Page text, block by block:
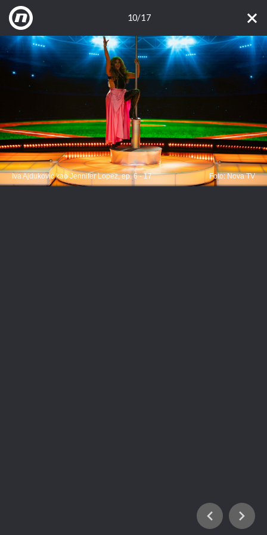
10/17
Iva Ajduković kao Jennifer Lopez, ep. 6 - 17 Foto: Nova TV